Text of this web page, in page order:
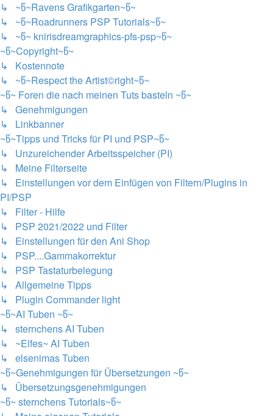
↳ ~წ~Ravens Grafikgarten~წ~
↳ ~წ~Roadrunners PSP Tutorials~წ~
↳ ~წ~ knirisdreamgraphics-pfs-psp~წ~
~წ~Copyright~წ~
↳ Kostennote
↳ ~წ~Respect the Artist©right~წ~
~წ~ Foren die nach meinen Tuts basteln ~წ~
↳ Genehmigungen
↳ Linkbanner
~წ~Tipps und Tricks für PI und PSP~წ~
↳ Unzureichender Arbeitsspeicher (PI)
↳ Meine Filterseite
↳ Einstellungen vor dem Einfügen von Filtern/Plugins in
PI/PSP
↳ Filter - Hilfe
↳ PSP 2021/2022 und Filter
↳ Einstellungen für den Ani Shop
↳ PSP....Gammakorrektur
↳ PSP Tastaturbelegung
↳ Allgemeine Tipps
↳ Plugin Commander light
~წ~AI Tuben ~წ~
↳ sternchens AI Tuben
↳ ~Elfes~ AI Tuben
↳ elsenimas Tuben
~წ~Genehmigungen für Übersetzungen ~წ~
↳ Übersetzungsgenehmigungen
~წ~ sternchens Tutorials~წ~